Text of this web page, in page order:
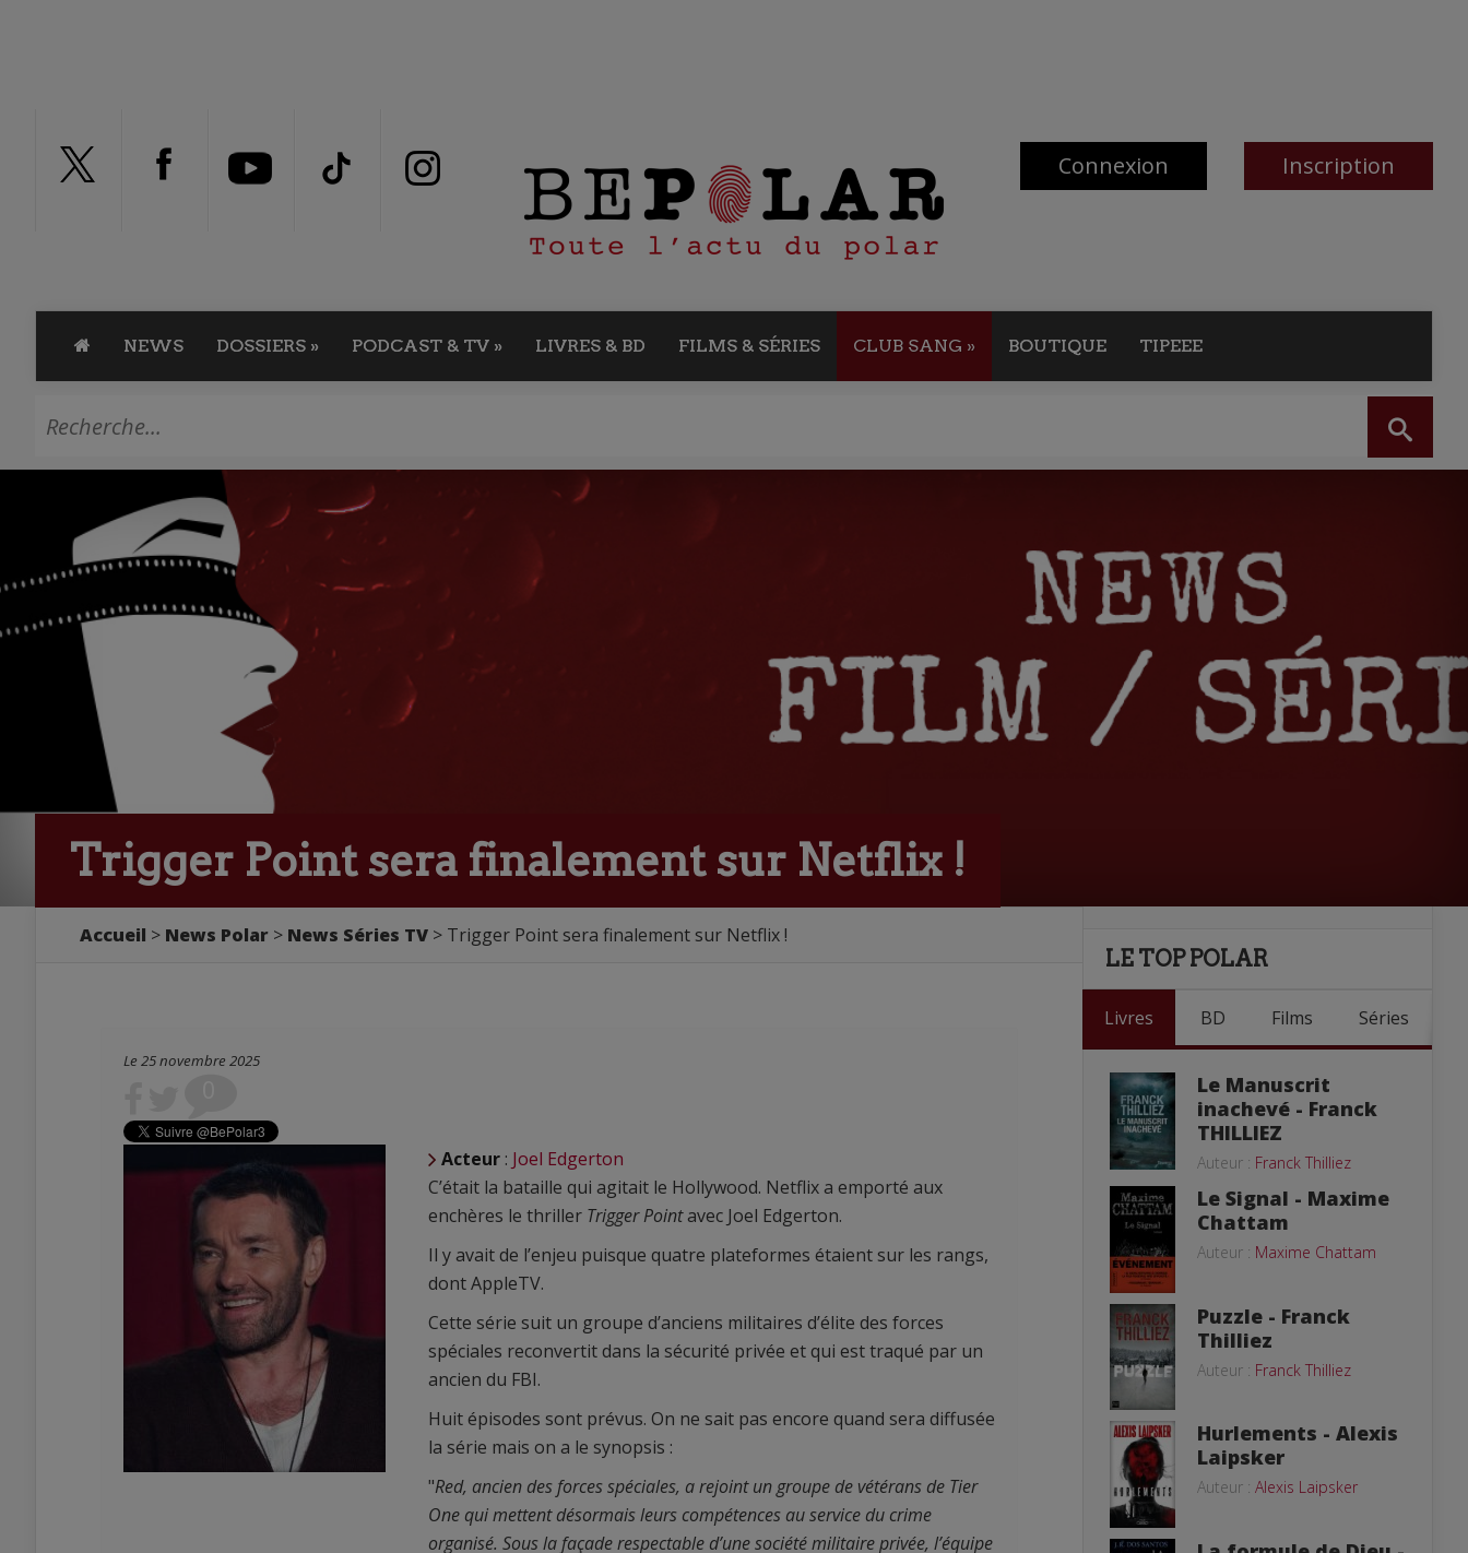
Connexion Inscription
NEWS DOSSIERS » PODCAST & TV » LIVRES & BD FILMS & SÉRIES CLUB SANG » BOUTIQUE TIPEEE
Trigger Point sera finalement sur Netflix !
Accueil > News Polar > News Séries TV > Trigger Point sera finalement sur Netflix !
Le 25 novembre 2025
Acteur : Joel Edgerton
C’était la bataille qui agitait le Hollywood. Netflix a emporté aux
enchères le thriller Trigger Pointavec Joel Edgerton.
Il y avait de l’enjeu puisque quatre plateformes étaient sur les rangs,
dont AppleTV.
Cette série suit un groupe d’anciens militaires d’élite des forces
spéciales reconvertit dans la sécurité privée et qui est traqué par un
ancien du FBI.
Huit épisodes sont prévus. On ne sait pas encore quand sera diffusée
la série mais on a le synopsis :
"Red, ancien des forces spéciales, a rejoint un groupe de vétérans de Tier
One qui mettent désormais leurs compétences au service du crime
organisé. Sous la façade respectable d’une société militaire privée, l’équipe
LE TOP POLAR
Livres BD Films Séries
Le Manuscrit
inachevé - Franck
THILLIEZ
Auteur : Franck Thilliez
Le Signal - Maxime
Chattam
Auteur : Maxime Chattam
Puzzle - Franck
Thilliez
Auteur : Franck Thilliez
Hurlements - Alexis
Laipsker
Auteur : Alexis Laipsker